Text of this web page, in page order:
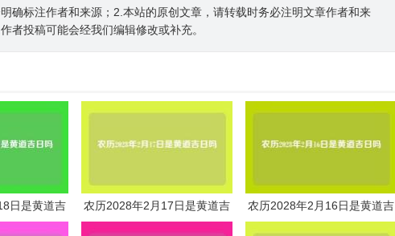
确标注作者和来源；2.本站的原创文章，请转载时务必注明文章作者和来
者投稿可能会经我们编辑修改或补充。
日是黄道吉
农历2028年2月17日是黄道吉
日吗
农历2028年2月16日是黄道吉
日吗